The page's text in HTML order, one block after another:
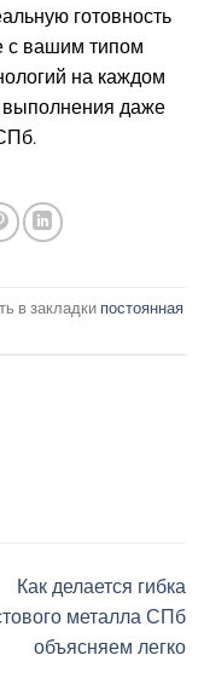
готовность
с вашим типом
на каждом
выполнения даже
в закладки постоянная
Как делается гибка
металла СПб
объясняем легко